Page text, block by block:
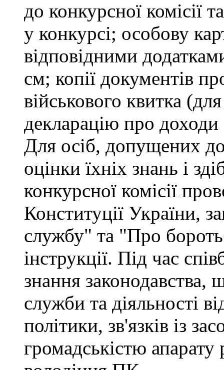
до конкурсної комісії
у конкурсі; особову
відповідними
см; копії документів
військового квитка
декларацію про доходи
Для осіб, допущених
оцінки їхніх знань і
конкурсної комісії
Конституції України,
службу" та "Про
інструкції. Під час
знання законодавства,
служби та діяльності
політики, зв'язків із
громадськістю апарату